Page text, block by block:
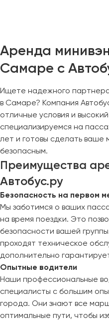
Аренда
Самаре с
Ищете надежного
в Самаре? Компания
отличные условия и
специализируемся на
лет и готовы сделать
безопасным.
Преимущества
Автобус.ру
Безопасность на первом
Мы заботимся о ваших
на время поездки. Это
безопасности вашей
проходят техническое
дополнительно
Опытные водители
Наши профессиональные
специалисты с большим
города. Они знают все
оптимальные пути, чтобы
Якутск
Ялта